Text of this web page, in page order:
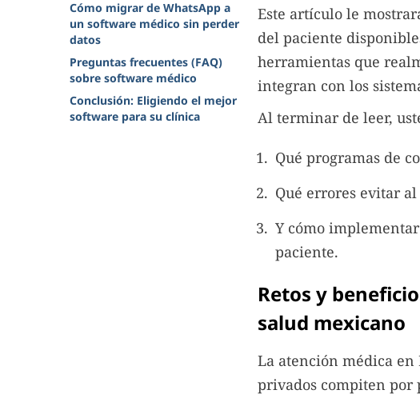
Cómo migrar de WhatsApp a
un software médico sin perder
datos
Preguntas frecuentes (FAQ)
sobre software médico
Conclusión: Eligiendo el mejor
software para su clínica
Este artículo le
del paciente
herramientas que
integran con los
Al terminar de leer,
Qué programas de
Qué errores evitar
Y cómo
paciente.
Retos y
salud mexicano
La atención médica
privados compiten por